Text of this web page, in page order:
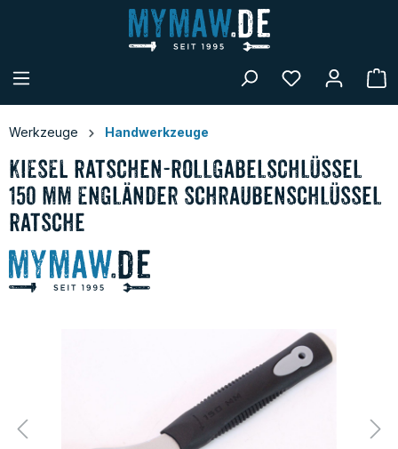
Werkzeuge Handwerkzeuge
KIESEL Ratschen-Rollgabelschlüssel
150 mm Engländer Schraubenschlüssel
Ratsche